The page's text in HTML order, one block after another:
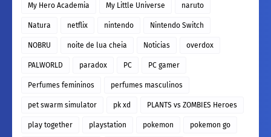
My Hero Academia My Little Universe naruto
Natura netflix nintendo Nintendo Switch
NOBRU noite de lua cheia Noticias overdox
PALWORLD paradox PC PC gamer
Perfumes femininos perfumes masculinos
pet swarm simulator pk xd PLANTS vs ZOMBIES Heroes
play together playstation pokemon pokemon go